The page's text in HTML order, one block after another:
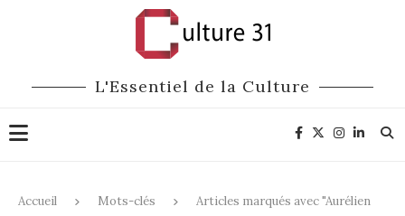
L'Essentiel de la Culture
Accueil Mots-clés
Articles marqués avec "Aurélien